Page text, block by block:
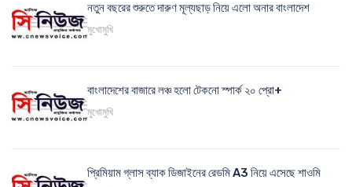
নতুন বছরের শুরুতে দারুণ মূল্যছাড় নিয়ে এলো অনার বাংলাদেশ
মুখোমুখি
বাংলাদেশের বাজারে লঞ্চ হলো টেকনো স্পার্ক ২০ প্রো+
মুখোমুখি
প্রিমিয়াম গ্লাস ব্যাক ডিজাইনের রেডমি A3 নিয়ে এসেছে শাওমি